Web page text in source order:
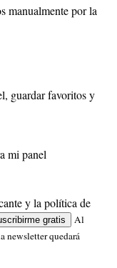
manualmente por la
guardar favoritos y
mi panel
y la política de
gratis
Al
newsletter quedará